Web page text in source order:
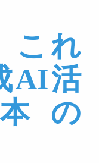
これ
AI活
の